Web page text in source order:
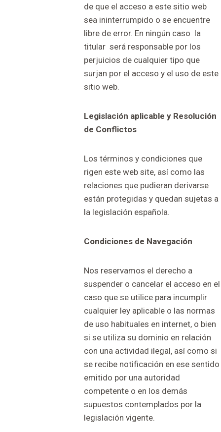
de que el acceso a este sitio web
sea ininterrumpido o se encuentre
libre de error. En ningún caso la
titular será responsable por los
perjuicios de cualquier tipo que
surjan por el acceso y el uso de este
sitio web.
Legislación aplicable y Resolución
de Conflictos
Los términos y condiciones que
rigen este web site, así como las
relaciones que pudieran derivarse
están protegidas y quedan sujetas a
la legislación española.
Condiciones de Navegación
Nos reservamos el derecho a
suspender o cancelar el acceso en el
caso que se utilice para incumplir
cualquier ley aplicable o las normas
de uso habituales en internet, o bien
si se utiliza su dominio en relación
con una actividad ilegal, así como si
se recibe notificación en ese sentido
emitido por una autoridad
competente o en los demás
supuestos contemplados por la
legislación vigente.